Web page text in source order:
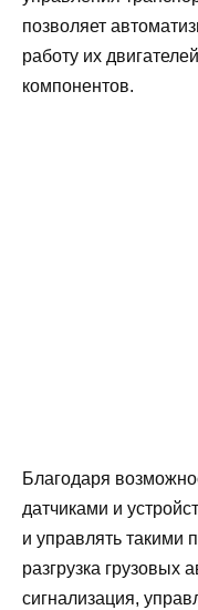
позволяет
работу их
компонентов.
Благодаря
датчиками и
и управлять такими
разгрузка грузовых
сигнализация,